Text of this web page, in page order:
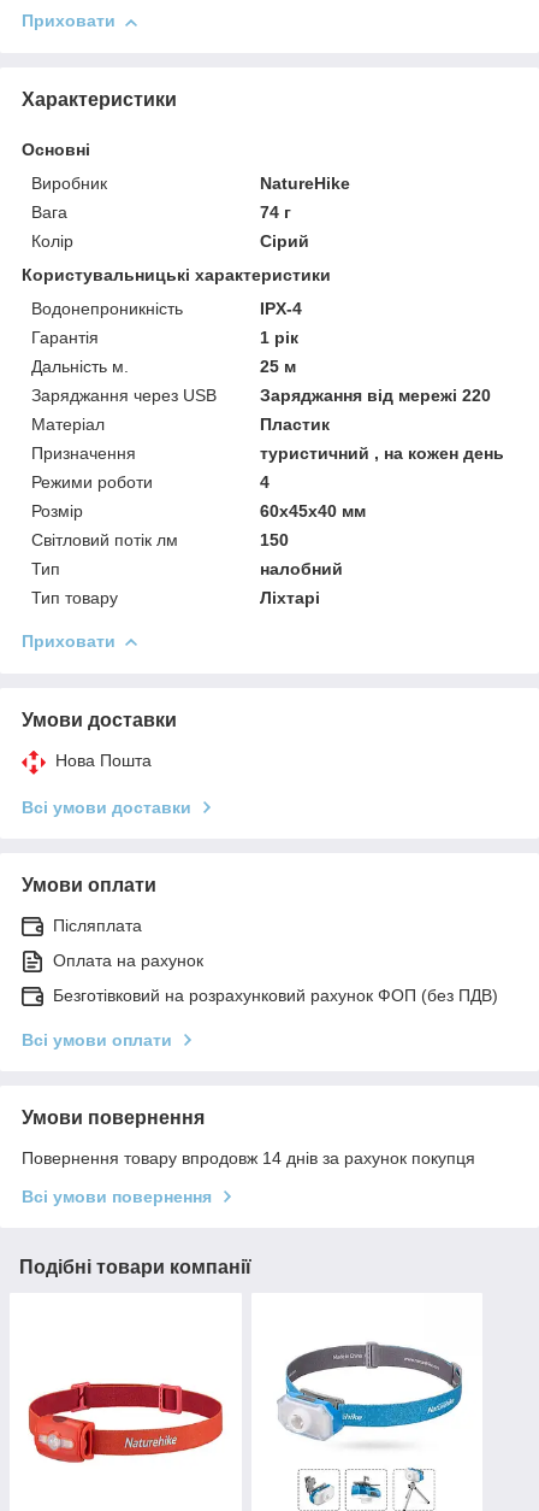
Приховати
Характеристики
Основні
Виробник
NatureHike
Вага
74 г
Колір
Сірий
Користувальницькі характеристики
Водонепроникність
IPX-4
Гарантія
1 рік
Дальність м.
25 м
Заряджання через USB
Заряджання від мережі 220
Матеріал
Пластик
Призначення
туристичний , на кожен день
Режими роботи
4
Розмір
60х45х40 мм
Світловий потік лм
150
Тип
налобний
Тип товару
Ліхтарі
Приховати
Умови доставки
Нова Пошта
Всі умови доставки
Умови оплати
Післяплата
Оплата на рахунок
Безготівковий на розрахунковий рахунок ФОП (без ПДВ)
Всі умови оплати
Умови повернення
Повернення товару впродовж 14 днів за рахунок покупця
Всі умови повернення
Подібні товари компанії